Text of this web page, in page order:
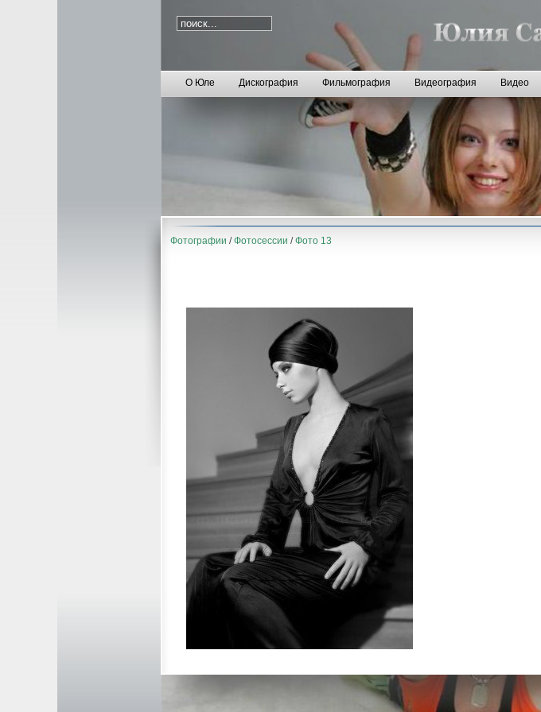
О Юле Дискография Фильмография Видеография Видео
Фотографии /Фотосессии /Фото 13